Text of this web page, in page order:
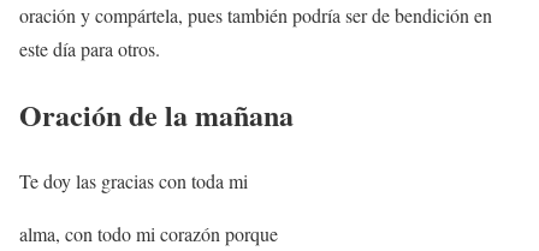
oración y compártela, pues también podría ser de bendición en
este día para otros.
Oración de la mañana
Te doy las gracias con toda mi
alma, con todo mi corazón porque